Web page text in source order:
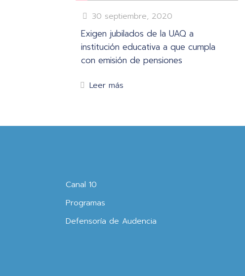
30 septiembre, 2020
Exigen jubilados de la UAQ a
institución educativa a que cumpla
con emisión de pensiones
Leer más
Canal 10
Programas
Defensoría de Audencia